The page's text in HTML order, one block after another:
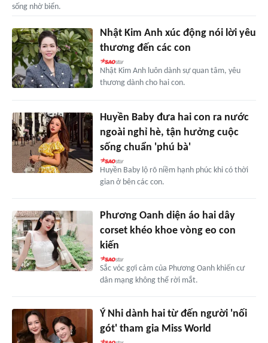
sống nhờ biển.
Nhật Kim Anh xúc động nói lời yêu
thương đến các con
Nhật Kim Anh luôn dành sự quan tâm, yêu
thương dành cho hai con.
Huyền Baby đưa hai con ra nước
ngoài nghỉ hè, tận hưởng cuộc
sống chuẩn 'phú bà'
Huyền Baby lộ rõ niềm hạnh phúc khi có thời
gian ở bên các con.
Phương Oanh diện áo hai dây
corset khéo khoe vòng eo con
kiến
Sắc vóc gợi cảm của Phương Oanh khiến cư
dân mạng không thể rời mắt.
Ý Nhi dành hai từ đến người 'nối
gót' tham gia Miss World